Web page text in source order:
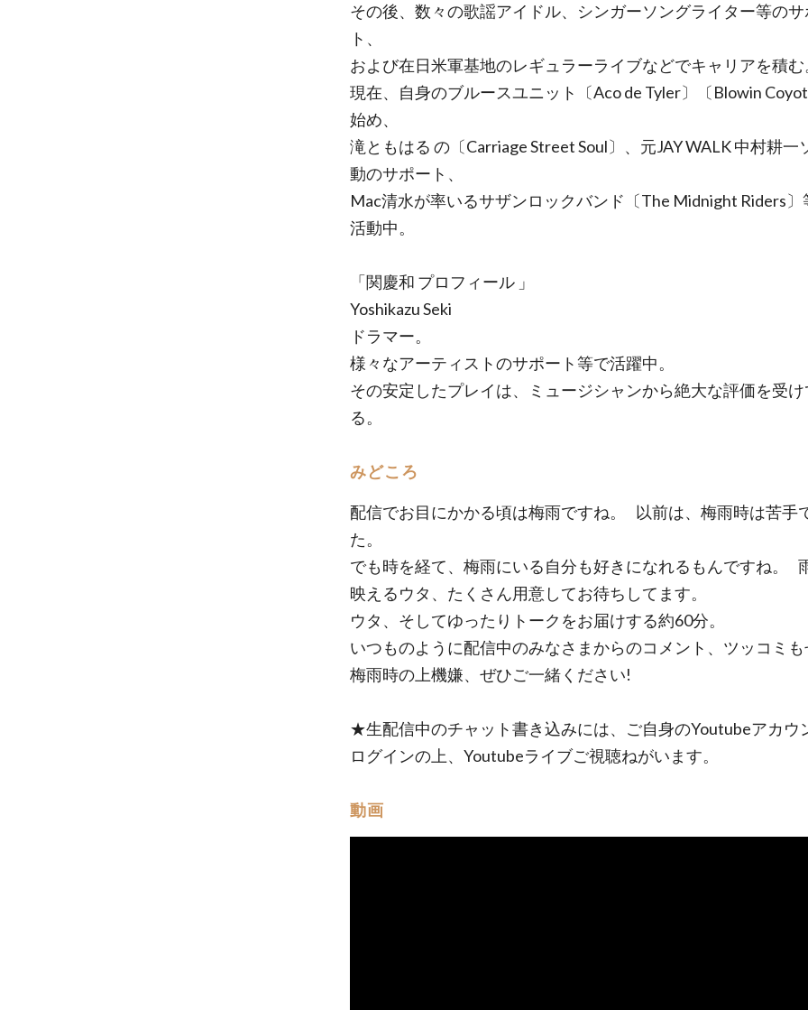
その後、数々の歌謡アイドル、シンガーソングライター等のサ
ト、
および在日米軍基地のレギュラーライブなどでキャリアを積む
現在、自身のブルースユニット〔Aco de Tyler〕〔Blowin
始め、
滝ともはる の〔Carriage Street Soul〕、元JAY WALK 中村耕一
動のサポート、
Mac清水が率いるサザンロックバンド〔The Midnight Riders〕
活動中。
「関慶和 プロフィール 」
Yoshikazu Seki
ドラマー。
様々なアーティストのサポート等で活躍中。
その安定したプレイは、ミュージシャンから絶大な評価を受け
る。
みどころ
配信でお目にかかる頃は梅雨ですね。 以前は、梅雨時は苦手
た。
でも時を経て、梅雨にいる自分も好きになれるもんですね。
映えるウタ、たくさん用意してお待ちしてます。
ウタ、そしてゆったりトークをお届けする約60分。
いつものように配信中のみなさまからのコメント、ツッコミも
梅雨時の上機嫌、ぜひご一緒ください!
★生配信中のチャット書き込みには、ご自身のYoutubeアカウ
ログインの上、Youtubeライブご視聴ねがいます。
動画